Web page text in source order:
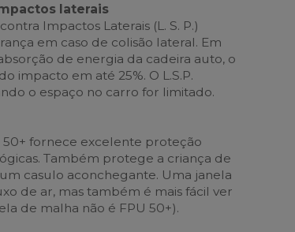
laterais
Impactos Laterais (L. S. P.)
em caso de colisão lateral. Em
de energia da cadeira auto, o
impacto em até 25%. O L.S.P.
o espaço no carro for limitado.
fornece excelente proteção
Também protege a criança de
casulo aconchegante. Uma janela
de ar, mas também é mais fácil ver
de malha não é FPU 50+).